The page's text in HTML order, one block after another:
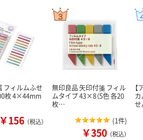
フィルムふせ
枚 4×44mm
￥156 （税込）
無印良品 矢印付箋 フィル
ムタイプ 43×8（5色 各20
枚…
(1件)
￥350 （税込）
カ